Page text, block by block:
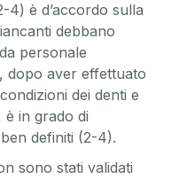
4) è d’accordo sulla
debbano
personale
dopo aver effettuato
dei denti e
è in grado di
definiti (2-4).
sono stati validati